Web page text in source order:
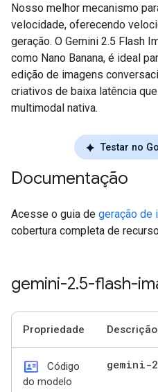
Nosso melhor mecanismo
velocidade, oferecendo
geração. O Gemini 2.5 Flash
como Nano Banana, é ideal
edição de imagens
criativos de baixa latência
multimodal nativa.
Testar no
Documentação
Acesse o guia de geração de
cobertura completa de
gemini-2.5-flash-
Propriedade Descrição
id_card
Código
do modelo
gemini-2